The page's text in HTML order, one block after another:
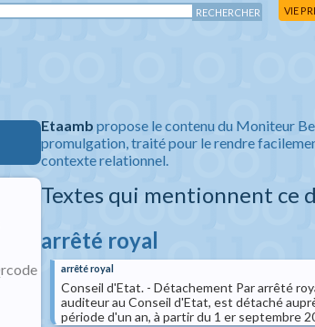
VIE
Etaamb propose le contenu du Moniteur
promulgation, traité pour le rendre
contexte relationnel.
Textes qui mentionnent ce
arrêté royal
arrêté royal
Conseil d'Etat. - Détachement Par arrêté
auditeur au Conseil d'Etat, est détaché
période d'un an, à partir du 1 er septembre